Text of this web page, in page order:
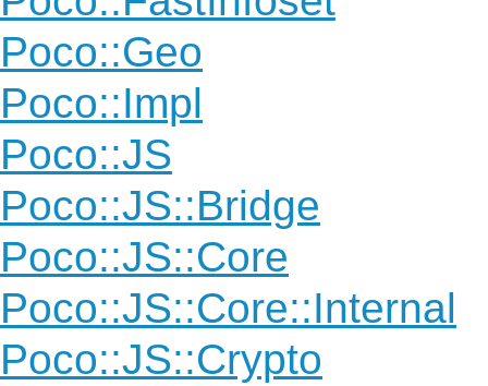
Poco::Geo
Poco::Impl
Poco::JS
Poco::JS::Bridge
Poco::JS::Core
Poco::JS::Core::Internal
Poco::JS::Crypto